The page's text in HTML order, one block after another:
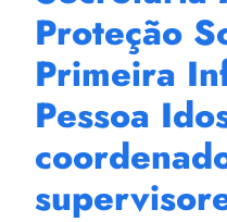
Proteção
Primeira
Pessoa